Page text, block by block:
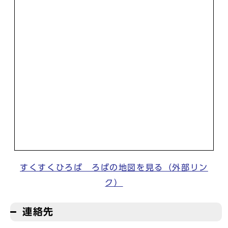
すくすくひろば ろばの地図を見る（外部リン
ク）
連絡先